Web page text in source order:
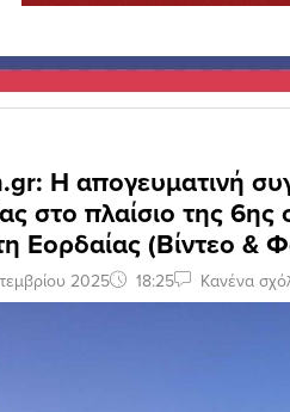
Η απογευματινή
στο πλαίσιο της 6ης
Εορδαίας (Βίντεο &
2025 18:25 Κανένα